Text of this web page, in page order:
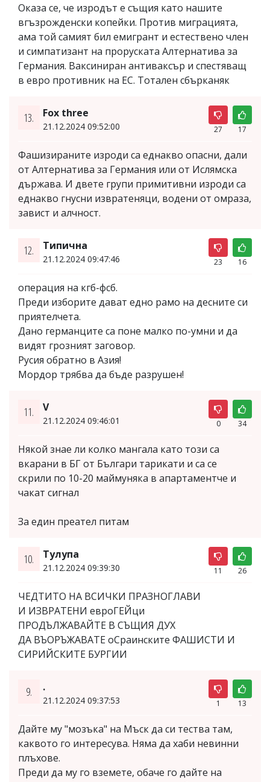
Оказа се, че изродът е същия като нашите
вгъзрожденски копейки. Против миграцията,
ама той самият бил емигрант и естествено член
и симпатизант на проруската Алтернатива за
Германия. Ваксиниран антиваксър и спестяващ
в евро противник на ЕС. Тотален сбърканяк
13. Fox three
21.12.2024 09:52:00 27 17
Фашизираните изроди са еднакво опасни, дали
от Алтернатива за Германия или от Ислямска
държава. И двете групи примитивни изроди са
еднакво гнусни извратеняци, водени от омраза,
завист и алчност.
12. Типична
21.12.2024 09:47:46 23 16
операция на кгб-фсб.
Преди изборите дават едно рамо на десните си
приятелчета.
Дано германците са поне малко по-умни и да
видят грозният заговор.
Русия обратно в Азия!
Мордор трябва да бъде разрушен!
11. V
21.12.2024 09:46:01 0 34
Някой знае ли колко мангала като този са
вкарани в БГ от Българи тарикати и са се
скрили по 10-20 маймуняка в апартаментче и
чакат сигнал
За един преател питам
10. Тулупа
21.12.2024 09:39:30 11 26
ЧЕДТИТО НА ВСИЧКИ ПРАЗНОГЛАВИ
И ИЗВРАТЕНИ евроГЕЙци
ПРОДЪЛЖАВАЙТЕ В СЪЩИЯ ДУХ
ДА ВЪОРЪЖАВАТЕ оСраинските ФАШИСТИ И
СИРИЙСКИТЕ БУРГИИ
9. .
21.12.2024 09:37:53 1 13
Дайте му "мозъка" на Мъск да си тества там,
каквото го интересува. Няма да хаби невинни
плъхове.
Преди да му го вземете, обаче го дайте на